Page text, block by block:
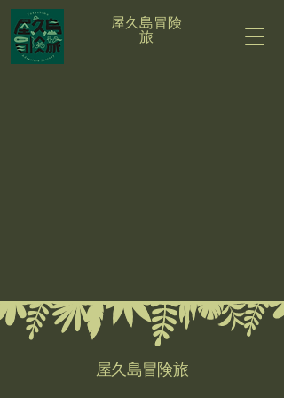
屋久島冒険
旅
屋久島冒険旅